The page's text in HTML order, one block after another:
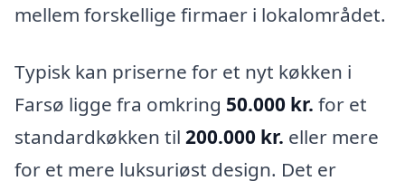
mellem forskellige firmaer i lokalområdet.
Typisk kan priserne for et nyt køkken i
Farsø ligge fra omkring 50.000 kr. for et
standardkøkken til 200.000 kr. eller mere
for et mere luksuriøst design. Det er